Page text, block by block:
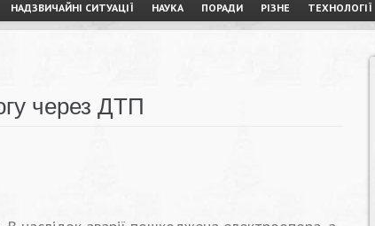
НАДЗВИЧАЙНІ СИТУАЦІЇ НАУКА ПОРАДИ РІЗНЕ ТЕХНОЛОГІЇ
через ДТП